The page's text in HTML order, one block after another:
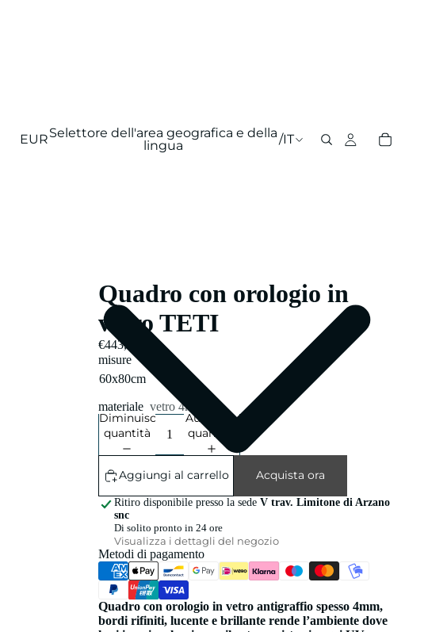
EURSelettore dell'area geografica e della
lingua
/IT
Quadro con orologio in
vetro TETI
€443,00
misure
materiale vetro 4mm
Diminuisci
quantità
Aumenta
quantità
Aggiungi al carrello Acquista ora
Ritiro disponibile presso la sede V trav. Limitone di Arzano
snc
Di solito pronto in 24 ore
Visualizza i dettagli del negozio
Metodi di pagamento
Quadro con orologio in vetro antigraffio spesso 4mm,
bordi rifiniti, lucente e brillante rende l’ambiente dove